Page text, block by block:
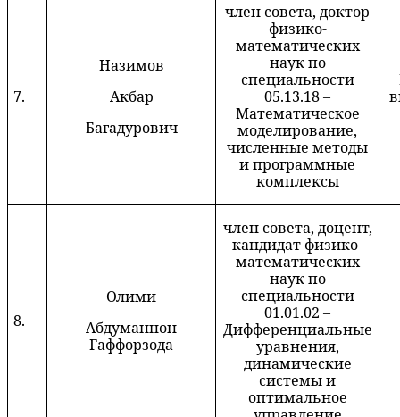
7.
Назимов
Акбар
Багадурович
член совета, доктор
физико-
математических
наук по
специальности
05.13.18 –
Математическое
моделирование,
численные методы
и программные
комплексы
8.
Олими
Абдуманнон
Гаффорзода
член совета, доцент,
кандидат физико-
математических
наук по
специальности
01.01.02 –
Дифференциальные
уравнения,
динамические
системы и
оптимальное